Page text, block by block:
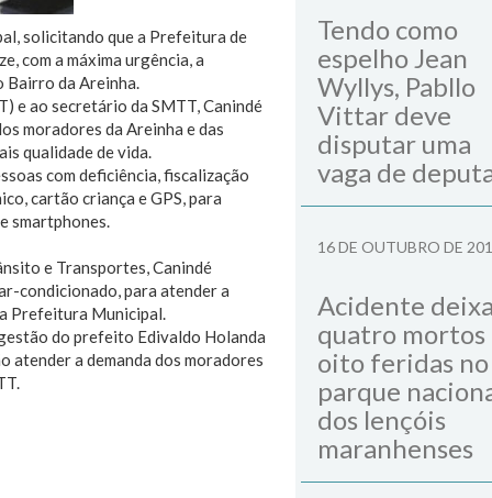
solicitando que a Prefeitura de
com a máxima urgência, a
Bairro da Areinha.
e ao secretário da SMTT, Canindé
moradores da Areinha e das
qualidade de vida.
com deficiência, fiscalização
cartão criança e GPS, para
smartphones.
e Transportes, Canindé
condicionado, para atender a
Prefeitura Municipal.
do prefeito Edivaldo Holanda
atender a demanda dos moradores
Tendo como
espelho Jean
Wyllys, Pabllo
Vittar deve
disputar uma
vaga de
16 DE OUTUBRO DE
Acidente
quatro mortos
oito feridas no
parque
dos lençóis
maranhenses